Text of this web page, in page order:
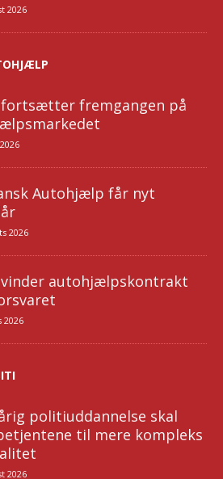
2026
fremgangen på
Autohjælp får nyt
2026
autohjælpskontrakt
2026
politiuddannelse skal
til mere kompleks
2026